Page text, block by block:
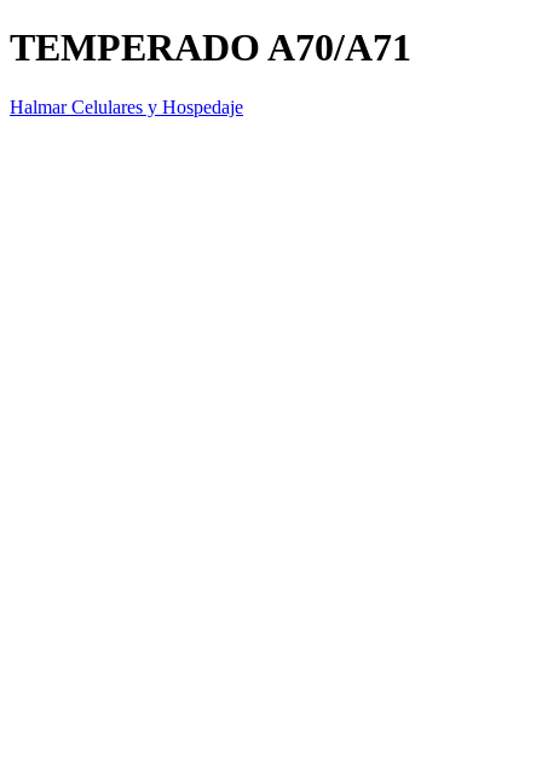
TEMPERADO A70/A71
Halmar Celulares y Hospedaje